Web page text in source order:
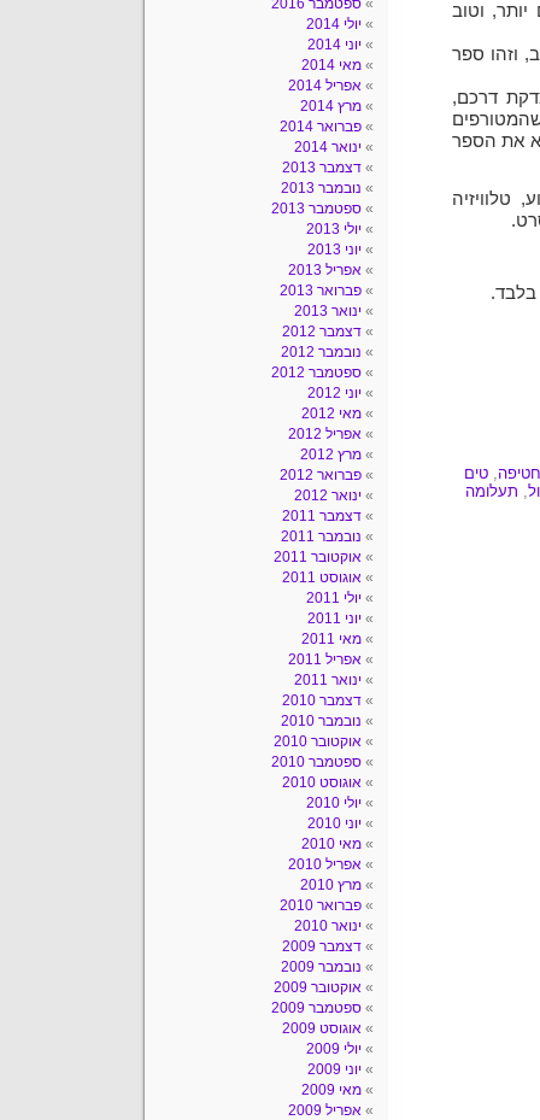
וטוב
וזהו ספר
דרכם,
את הספר
טלוויזיה
בלבד.
חטיפה,טים
, תעלומה
ספטמבר 2016
יולי 2014
יוני 2014
מאי 2014
אפריל 2014
מרץ 2014
פברואר 2014
ינואר 2014
דצמבר 2013
נובמבר 2013
ספטמבר 2013
יולי 2013
יוני 2013
אפריל 2013
פברואר 2013
ינואר 2013
דצמבר 2012
נובמבר 2012
ספטמבר 2012
יוני 2012
מאי 2012
אפריל 2012
מרץ 2012
פברואר 2012
ינואר 2012
דצמבר 2011
נובמבר 2011
אוקטובר 2011
אוגוסט 2011
יולי 2011
יוני 2011
מאי 2011
אפריל 2011
ינואר 2011
דצמבר 2010
נובמבר 2010
אוקטובר 2010
ספטמבר 2010
אוגוסט 2010
יולי 2010
יוני 2010
מאי 2010
אפריל 2010
מרץ 2010
פברואר 2010
ינואר 2010
דצמבר 2009
נובמבר 2009
אוקטובר 2009
ספטמבר 2009
אוגוסט 2009
יולי 2009
יוני 2009
מאי 2009
אפריל 2009